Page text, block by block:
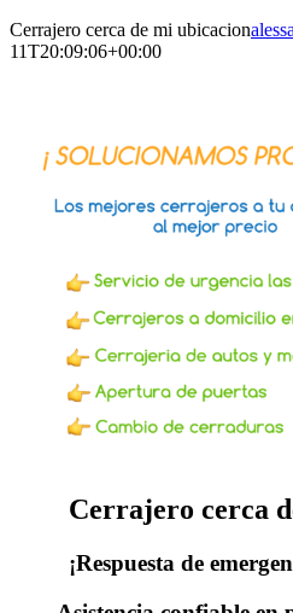
Cerrajero cerca de mi ubicacion
11T20:09:06+00:00
Cerrajero cerca
¡Respuesta de